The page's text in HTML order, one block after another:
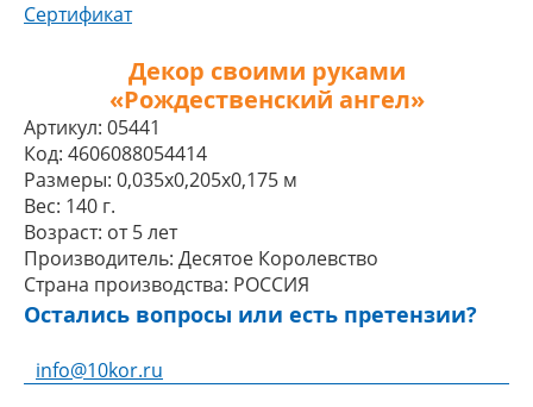
Сертификат
Декор своими руками
«Рождественский ангел»
Артикул: 05441
Код: 4606088054414
Размеры: 0,035x0,205x0,175 м
Вес: 140 г.
Возраст: от 5 лет
Производитель: Десятое Королевство
Страна производства: РОССИЯ
Остались вопросы или есть претензии?
info@10kor.ru